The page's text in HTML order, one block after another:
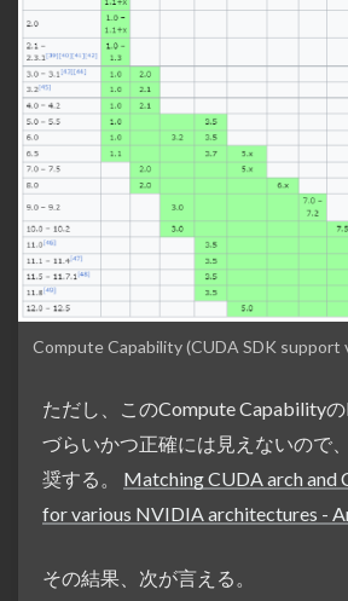
Compute Capability (CUDA SDK
ただし、このCompute Capability
づらいかつ正確には見えないので
奨する。 Matching CUDA arch and
for various NVIDIA architectures -
その結果、次が言える。